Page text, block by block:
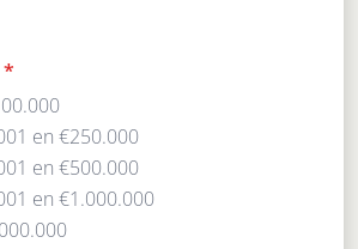
*
en €250.000
en €500.000
en €1.000.000